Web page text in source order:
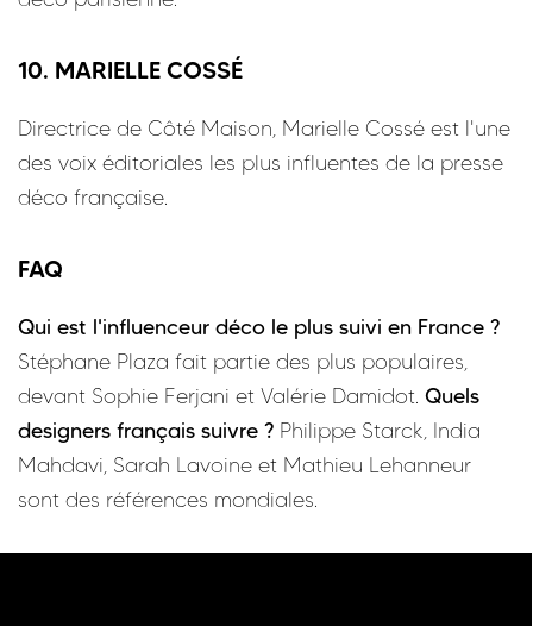
10. MARIELLE COSSÉ
Directrice de Côté Maison, Marielle Cossé est l'une
des voix éditoriales les plus influentes de la presse
déco française.
FAQ
Qui est l'influenceur déco le plus suivi en France ?
Stéphane Plaza fait partie des plus populaires,
devant Sophie Ferjani et Valérie Damidot. Quels
designers français suivre ? Philippe Starck, India
Mahdavi, Sarah Lavoine et Mathieu Lehanneur
sont des références mondiales.